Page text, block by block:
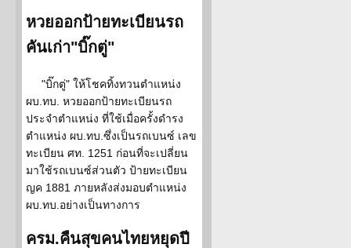
หวยออกป้ายทะเบียนรถ
คันเก่า"บิ๊กตู่"
"บิ๊กตู่" ให้โชคทิ้งทวนตำแหน่ง
ผบ.ทบ. หวยออกป้ายทะเบียนรถ
ประจำตำแหน่ง ที่ใช้เมื่อครั้งดำรง
ตำแหน่ง ผบ.ทบ.ซึ่งเป็นรถเบนซ์ เลข
ทะเบียน ศท. 1251 ก่อนที่จะเปลี่ยน
มาใช้รถเบนซ์ส่วนตัว ป้ายทะเบียน
ญค 1881 ภายหลังส่งมอบตำแหน่ง
ผบ.ทบ.อย่างเป็นทางการ
ครม.คืนสุขคนไทยหยุดปี